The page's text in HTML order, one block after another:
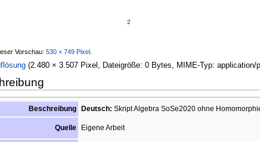
Vorschau: 530 × 749 Pixel
(2.480 × 3.507 Pixel, Dateigröße: 0 Bytes, MIME-Typ: application/
Beschreibung Deutsch: Skript Algebra SoSe2020 ohne
Quelle Eigene Arbeit